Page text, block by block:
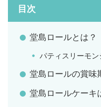
目次
堂島ロールとは？
パティスリーモ
堂島ロールの賞味
堂島ロールケーキ